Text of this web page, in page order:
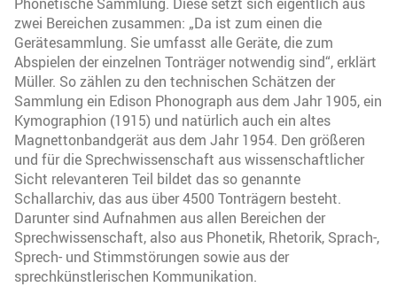
zwei Bereichen zusammen: „Da ist zum einen die
Gerätesammlung. Sie umfasst alle Geräte, die zum
Abspielen der einzelnen Tonträger notwendig sind“, erklärt
Müller. So zählen zu den technischen Schätzen der
Sammlung ein Edison Phonograph aus dem Jahr 1905, ein
Kymographion (1915) und natürlich auch ein altes
Magnettonbandgerät aus dem Jahr 1954. Den größeren
und für die Sprechwissenschaft aus wissenschaftlicher
Sicht relevanteren Teil bildet das so genannte
Schallarchiv, das aus über 4500 Tonträgern besteht.
Darunter sind Aufnahmen aus allen Bereichen der
Sprechwissenschaft, also aus Phonetik, Rhetorik, Sprach-,
Sprech- und Stimmstörungen sowie aus der
sprechkünstlerischen Kommunikation.